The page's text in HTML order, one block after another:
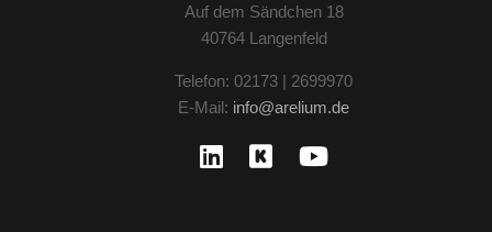
Auf dem Sändchen 18
40764 Langenfeld
Telefon: 02173 | 2699970
E-Mail: info@arelium.de